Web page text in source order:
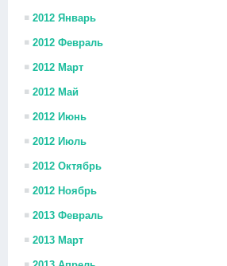
2012 Январь
2012 Февраль
2012 Март
2012 Май
2012 Июнь
2012 Июль
2012 Октябрь
2012 Ноябрь
2013 Февраль
2013 Март